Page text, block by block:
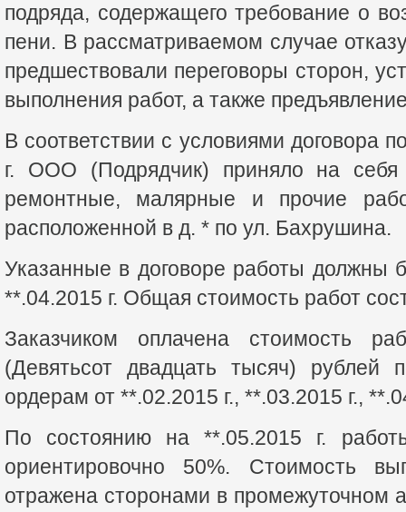
подряда, содержащего требование о
пени. В рассматриваемом случае
предшествовали переговоры сторон,
выполнения работ, а также
В соответствии с условиями договора
г. ООО (Подрядчик) приняло на себя
ремонтные, малярные и прочие
расположенной в д. * по ул. Бахрушина.
Указанные в договоре работы должны
**.04.2015 г. Общая стоимость работ
Заказчиком оплачена стоимость
(Девятьсот двадцать тысяч) рублей
ордерам от **.02.2015 г., **.03.2015 г.,
По состоянию на **.05.2015 г.
ориентировочно 50%. Стоимость
отражена сторонами в промежуточном